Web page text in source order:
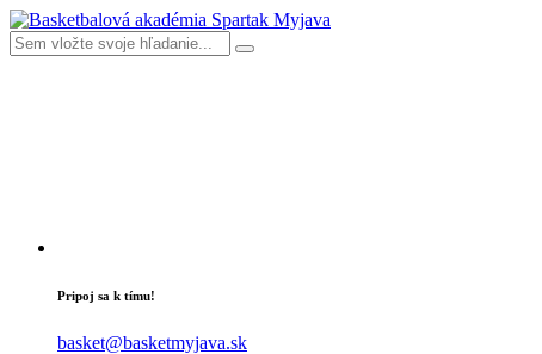
Pripoj sa k tímu!
basket@basketmyjava.sk